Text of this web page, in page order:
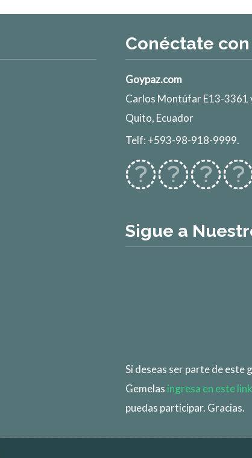
Conéctate con
Goypaz.com
Carlos Montúfar E13-3361
Quito, Ecuador
Telf: +593-98-918-9999.
Sigue a
Si deseas ser parte de este
Gemelas ingresa en este link
puedas participar. Gracias.